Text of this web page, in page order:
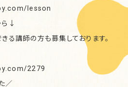
lesson
ら↓
る講師の方も募集しております。
2279
／